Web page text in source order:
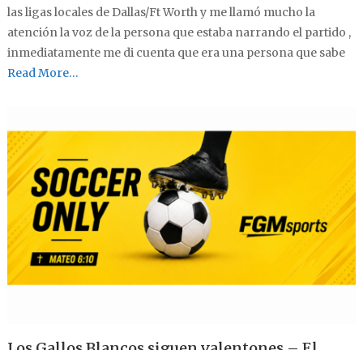
las ligas locales de Dallas/Ft Worth y me llamó mucho la
atención la voz de la persona que estaba narrando el partido ,
inmediatamente me di cuenta que era una persona que sabe
Read More…